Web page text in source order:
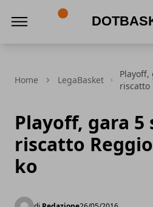
Home LegaBasket
Playoff,
riscatto
Playoff, gara
riscatto
ko